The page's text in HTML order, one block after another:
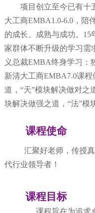
项目创立至今已有十
大工商EMBA1.0-6.0，陪
的成长、成熟与成功。 1 5
家群体不断升级的学习需
义总裁EMBA终身学习：
新清大工商EMBA7.0课程
道，“天”模块解决做对之
块解决做强之道，“法”模
课程使命
汇聚好老师，传授
代行业领导者！
课程目标
课程旨在为追求卓